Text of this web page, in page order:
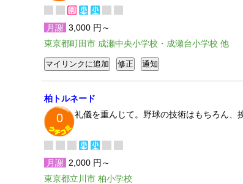
月謝 3,000 円～
東京都町田市 成瀬中央小学校・成瀬台小学校 他
柏トルネード
0 礼儀を重んじて。野球の技術はもちろん、
月謝 2,000 円～
東京都立川市 柏小学校